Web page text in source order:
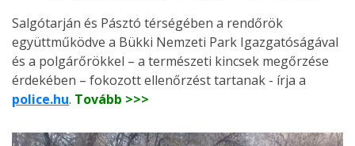
Salgótarján és Pásztó térségében a rendőrök
együttműködve a Bükki Nemzeti Park Igazgatóságával
és a polgárőrökkel – a természeti kincsek megőrzése
érdekében – fokozott ellenőrzést tartanak - írja a
police.hu. Tovább >>>